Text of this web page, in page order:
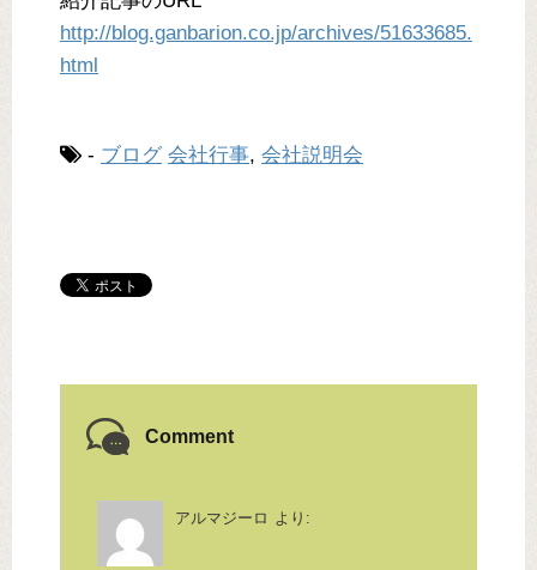
http://blog.ganbarion.co.jp/archives/51633685.
html
- ブログ 会社行事, 会社説明会
Comment
アルマジーロ より: